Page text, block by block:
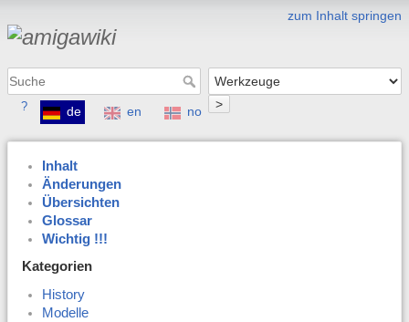
zum Inhalt springen
>
? de en no
Inhalt
Änderungen
Übersichten
Glossar
Wichtig !!!
Kategorien
History
Modelle